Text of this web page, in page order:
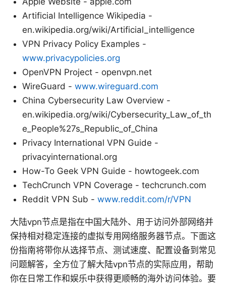
Artificial Intelligence Wikipedia -
en.wikipedia.org/wiki/Artificial_intelligence
VPN Privacy Policy Examples -
www.privacypolicies.org
OpenVPN Project - openvpn.net
WireGuard - www.wireguard.com
China Cybersecurity Law Overview -
en.wikipedia.org/wiki/Cybersecurity_Law_of_th
e_People%27s_Republic_of_China
Privacy International VPN Guide -
privacyinternational.org
How-To Geek VPN Guide - howtogeek.com
TechCrunch VPN Coverage - techcrunch.com
Reddit VPN Sub - www.reddit.com/r/VPN
大陆vpn节点是指在中国大陆外、用于访问外部网络并
保持相对稳定连接的虚拟专用网络服务器节点。下面这
份指南将带你从选择节点、测试速度、配置设备到常见
问题解答，全方位了解大陆vpn节点的实际应用，帮助
你在日常工作和娱乐中获得更顺畅的海外访问体验。要